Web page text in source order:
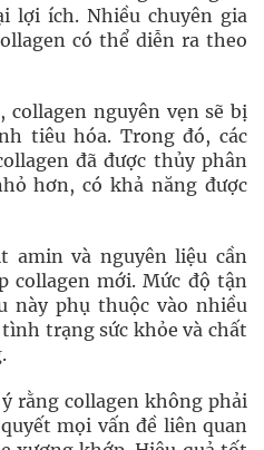
lợi ích. Nhiều chuyên gia
có thể diễn ra theo
collagen nguyên vẹn sẽ bị
tiêu hóa. Trong đó, các
đã được thủy phân
hơn, có khả năng được
amin và nguyên liệu cần
collagen mới. Mức độ tận
này phụ thuộc vào nhiều
trạng sức khỏe và chất
rằng collagen không phải
mọi vấn đề liên quan